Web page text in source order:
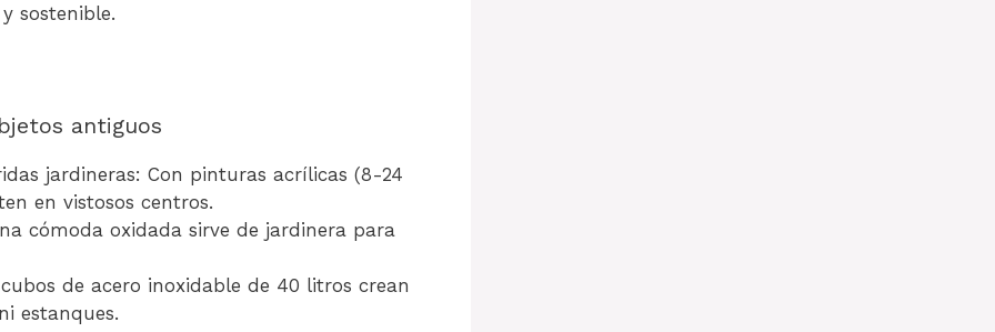
sostenible.
antiguos
jardineras: Con pinturas acrílicas (8-24
en vistosos centros.
cómoda oxidada sirve de jardinera para
de acero inoxidable de 40 litros crean
estanques.